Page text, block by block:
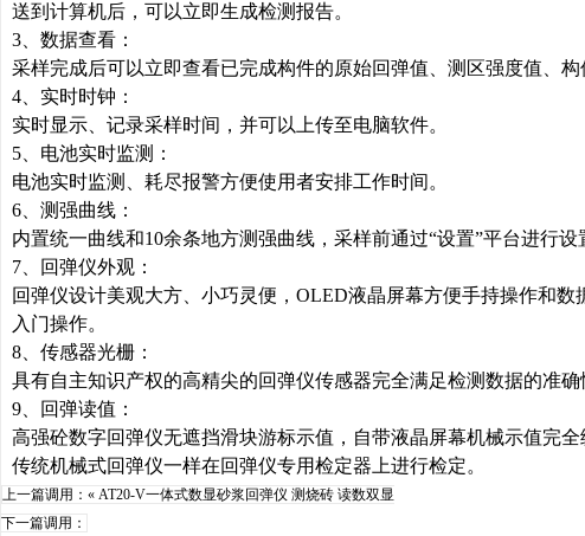
送到计算机后，可以立即生成检测报告。
3 、数据查看：
采样完成后可以立即查看已完成构件的原始回弹值、测区强度值、
4 、实时时钟：
实时显示、记录采样时间，并可以上传至电脑软件。
5 、电池实时监测：
电池实时监测、耗尽报警方便使用者安排工作时间。
6 、测强曲线：
内置统一曲线和10余条地方测强曲线，采样前通过“设置”平台进行设
7 、回弹仪外观：
回弹仪设计美观大方、小巧灵便， OLED液晶屏幕方便手持操作和数
入门操作。
8 、传感器光栅：
具有自主知识产权的高精尖的回弹仪传感器完全满足检测数据的准确
9 、回弹读值：
高强砼数字回弹仪无遮挡滑块游标示值，自带液晶屏幕机械示值完
传统机械式回弹仪一样在回弹仪专用检定器上进行检定。
上一篇调用：« ​AT20-V一体式数显砂浆回弹仪 测烧砖​​ 读数双显
下一篇调用：